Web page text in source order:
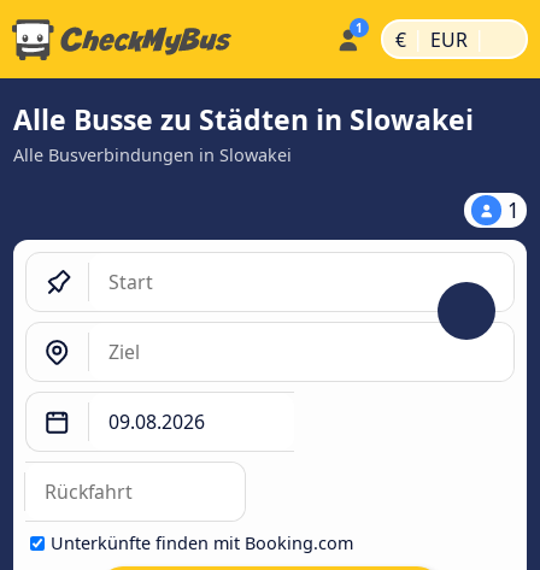
€ | EUR |
Alle Busse zu Städten in Slowakei
Alle Busverbindungen in Slowakei
1
Unterkünfte finden mit Booking.com